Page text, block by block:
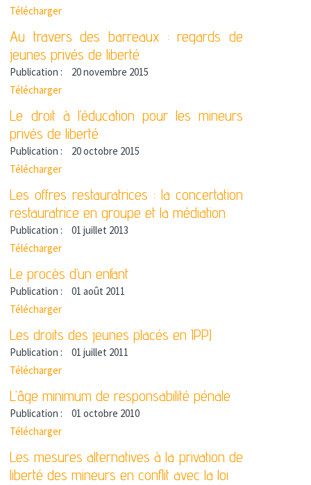
Télécharger
Au travers des barreaux : regards de
jeunes privés de liberté
Publication :
20 novembre 2015
Télécharger
Le droit à l’éducation pour les mineurs
privés de liberté
Publication :
20 octobre 2015
Télécharger
Les offres restauratrices : la concertation
restauratrice en groupe et la médiation
Publication :
01 juillet 2013
Télécharger
Le procès d’un enfant
Publication :
01 août 2011
Télécharger
Les droits des jeunes placés en IPPJ
Publication :
01 juillet 2011
Télécharger
L’âge minimum de responsabilité pénale
Publication :
01 octobre 2010
Télécharger
Les mesures alternatives à la privation de
liberté des mineurs en conflit avec la loi